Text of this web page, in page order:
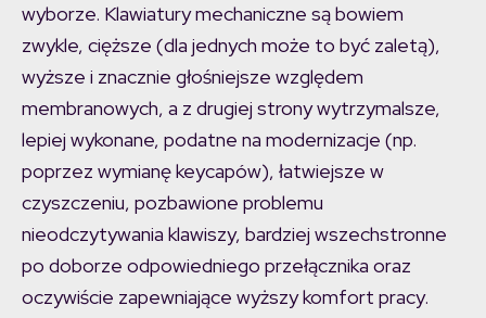
wyborze. Klawiatury mechaniczne są bowiem
zwykle, cięższe (dla jednych może to być zaletą),
wyższe i znacznie głośniejsze względem
membranowych, a z drugiej strony wytrzymalsze,
lepiej wykonane, podatne na modernizacje (np.
poprzez wymianę keycapów), łatwiejsze w
czyszczeniu, pozbawione problemu
nieodczytywania klawiszy, bardziej wszechstronne
po doborze odpowiedniego przełącznika oraz
oczywiście zapewniające wyższy komfort pracy.